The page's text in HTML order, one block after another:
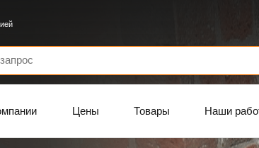
Цены Товары Наши